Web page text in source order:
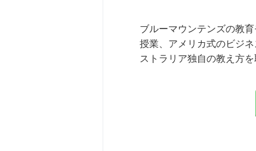
ブルーマウンテンズの教
授業、アメリカ式のビジ
ストラリア独自の教え方